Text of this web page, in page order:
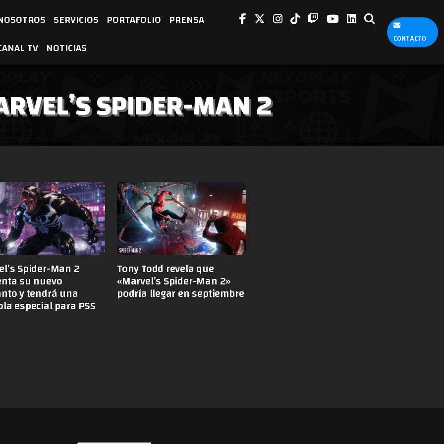
SERVICIOS PORTAFOLIO PRENSA
TV NOTICIAS CONTACTO
SPIDER-MAN 2
Spider-Man 2
su nuevo
y tendrá una
especial para PS5
Tony Todd revela que
«Marvel’s Spider-Man 2»
podría llegar en septiembre